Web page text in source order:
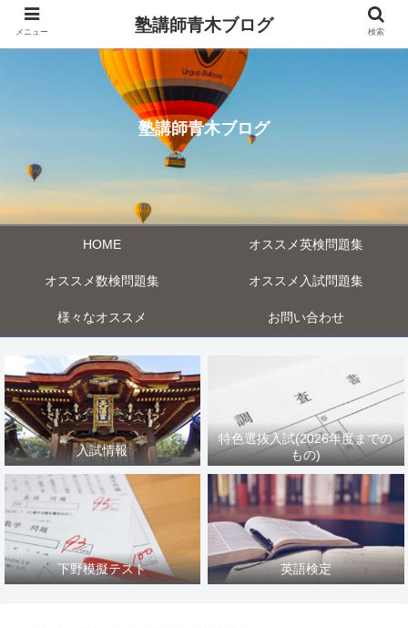
塾講師青木ブログ
HOME オススメ英検問題集
オススメ数検問題集 オススメ入試問題集
様々なオススメ お問い合わせ
入試情報
特色選抜入試(2026年度までの
もの)
下野模擬テスト 英語検定
メニュー 塾講師青木ブログ 検索